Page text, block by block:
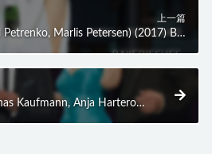
上一篇
Petrenko, Marlis Petersen) (2017) BD
蓝光原盘 40.9G
Kaufmann, Anja Harteros,
Live from Baden-Baden